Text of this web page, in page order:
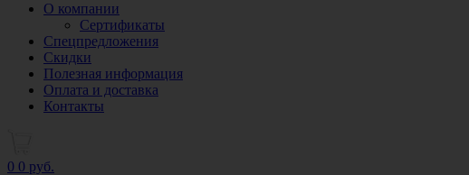
О компании
Сертификаты
Спецпредложения
Скидки
Полезная информация
Оплата и доставка
Контакты
0 0 руб.